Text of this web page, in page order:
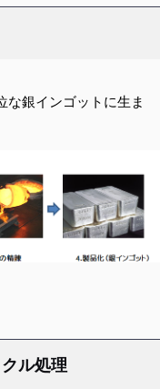
な銀インゴットに生ま
ル処理